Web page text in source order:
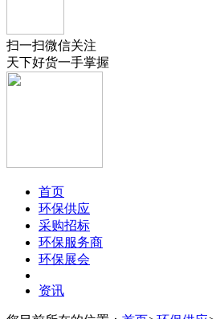
扫一扫微信关注
天下好货一手掌握
首页
环保供应
采购招标
环保服务商
环保展会
资讯